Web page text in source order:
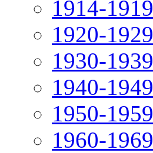
1914-1919
1920-1929
1930-1939
1940-1949
1950-1959
1960-1969